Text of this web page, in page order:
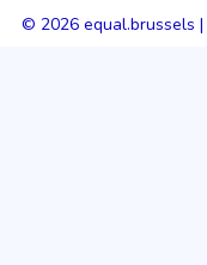
© 2026 equal.brussels |